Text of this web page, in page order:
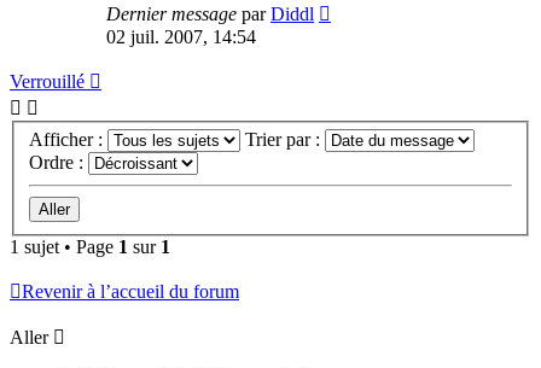
Dernier message parDiddl
02 juil. 2007, 14:54
Verrouillé
Afficher :
Trier par :
Ordre :
1 sujet • Page 1 sur 1
Revenir à l’accueil du forum
Aller